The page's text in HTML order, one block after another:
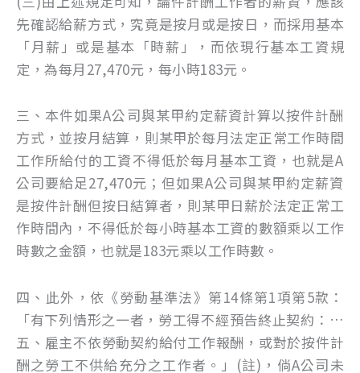
先確認給薪方式，究竟是按月或是按日，而採用基本
「月薪」或是基本「時薪」，而依現行基本工資規
定，為每月27,470元，每小時183元。
三、本件如果A公司與某甲約定薪資計算以按件計酬
方式，並按月結算，則某甲於每月法定正常工作時間
工作所給付的工資不得低於每月基本工資，也就是A
公司要給足27,470元；但如果A公司與某甲約定薪資
是按件計酬但按日結算者，則某甲日薪於法定正常工
作時間內，不得低於每小時基本工資的數額乘以工作
時數之金額，也就是183元乘以工作時數。
四、此外，依《勞動基準法》第14條第1項第5款：
「有下列情形之一者，勞工得不經預告終止契約：…
五、雇主不依勞動契約給付工作報酬，或對於按件計
酬之勞工不供給充分之工作者。」(註)，倘A公司未